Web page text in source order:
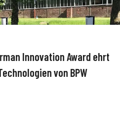
Innovation Award ehrt
von BPW